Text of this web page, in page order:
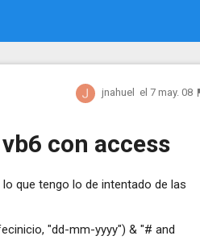
jnahuel el 7 may. 08
con access
que tengo lo de intentado de las
"dd-mm-yyyy") & "# and